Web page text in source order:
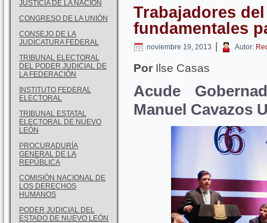
JUSTICIA DE LA NACIÓN
CONGRESO DE LA UNIÓN
CONSEJO DE LA
JUDICATURA FEDERAL
TRIBUNAL ELECTORAL
DEL PODER JUDICIAL DE
LA FEDERACIÓN
INSTITUTO FEDERAL
ELECTORAL
TRIBUNAL ESTATAL
ELECTORAL DE NUEVO
LEÓN
PROCURADURÍA
GENERAL DE LA
REPÚBLICA
COMISIÓN NACIONAL DE
LOS DERECHOS
HUMANOS
PODER JUDICIAL DEL
ESTADO DE NUEVO LEÓN
Trabajadores
fundamentales
noviembre 19, 2013 | Autor:
Por Ilse Casas
Acude
Manuel Cavazos